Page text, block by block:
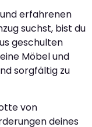
erfahrenen
suchst, bist du
geschulten
Möbel und
sorgfältig zu
von
deines